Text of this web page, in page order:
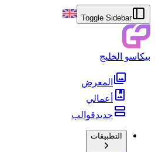
Toggle Sidebar
بيكاسو الخليج
المعرض
أعمالي
جديدقوالب
التطبيقات